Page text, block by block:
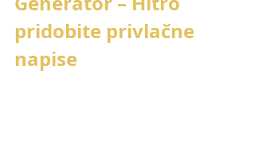
pridobite privlačne
napise